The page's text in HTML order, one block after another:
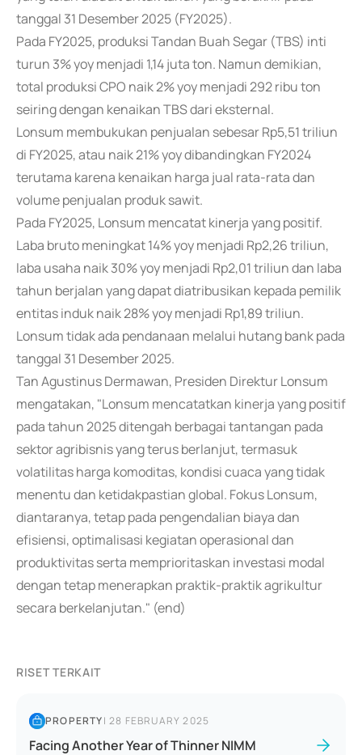
tanggal 31 Desember 2025 (FY2025).
Pada FY2025, produksi Tandan Buah Segar (TBS) inti
turun 3% yoy menjadi 1,14 juta ton. Namun demikian,
total produksi CPO naik 2% yoy menjadi 292 ribu ton
seiring dengan kenaikan TBS dari eksternal.
Lonsum membukukan penjualan sebesar Rp5,51 triliun
di FY2025, atau naik 21% yoy dibandingkan FY2024
terutama karena kenaikan harga jual rata-rata dan
volume penjualan produk sawit.
Pada FY2025, Lonsum mencatat kinerja yang positif.
Laba bruto meningkat 14% yoy menjadi Rp2,26 triliun,
laba usaha naik 30% yoy menjadi Rp2,01 triliun dan laba
tahun berjalan yang dapat diatribusikan kepada pemilik
entitas induk naik 28% yoy menjadi Rp1,89 triliun.
Lonsum tidak ada pendanaan melalui hutang bank pada
tanggal 31 Desember 2025.
Tan Agustinus Dermawan, Presiden Direktur Lonsum
mengatakan, "Lonsum mencatatkan kinerja yang positif
pada tahun 2025 ditengah berbagai tantangan pada
sektor agribisnis yang terus berlanjut, termasuk
volatilitas harga komoditas, kondisi cuaca yang tidak
menentu dan ketidakpastian global. Fokus Lonsum,
diantaranya, tetap pada pengendalian biaya dan
efisiensi, optimalisasi kegiatan operasional dan
produktivitas serta memprioritaskan investasi modal
dengan tetap menerapkan praktik-praktik agrikultur
secara berkelanjutan." (end)
RISET TERKAIT
PROPERTY|28 FEBRUARY 2025
Facing Another Year of Thinner NIMM